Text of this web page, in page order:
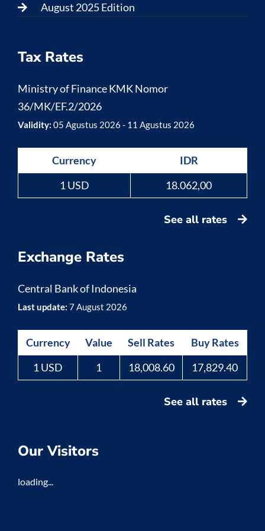
August 2025 Edition
Tax Rates
Ministry of Finance KMK Nomor
36/MK/EF.2/2026
Validity: 05 Agustus 2026 - 11 Agustus 2026
Currency
IDR
1 USD
18.062,00
See all rates
Exchange Rates
Central Bank of Indonesia
Last update: 7 August 2026
Currency Value Sell Rates
Buy Rates
1 USD
1 18,008.60 17,829.40
See all rates
Our Visitors
loading...